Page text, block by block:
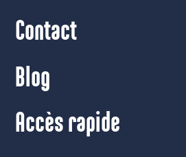
Contact
Blog
Accès rapide